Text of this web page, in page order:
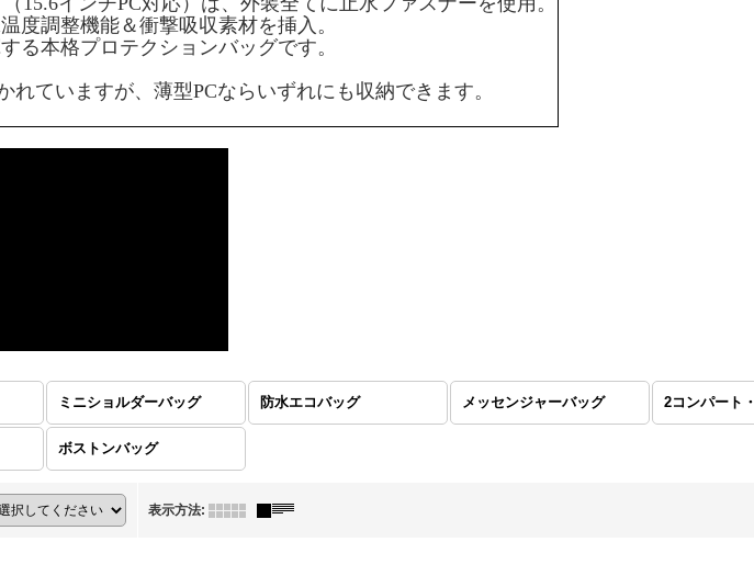
度調整機能＆衝撃吸収素材を挿入。
る本格プロテクションバッグです。
ていますが、薄型PCならいずれにも収納できます。
ミニショルダーバッグ 防水エコバッグ メッセンジャーバッグ 2コンパート
ボストンバッグ
表示方法: